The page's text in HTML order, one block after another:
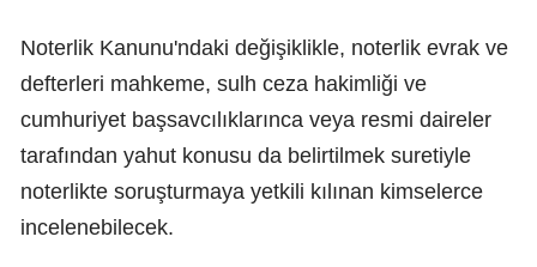
Noterlik Kanunu'ndaki değişiklikle, noterlik evrak ve
defterleri mahkeme, sulh ceza hakimliği ve
cumhuriyet başsavcılıklarınca veya resmi daireler
tarafından yahut konusu da belirtilmek suretiyle
noterlikte soruşturmaya yetkili kılınan kimselerce
incelenebilecek.